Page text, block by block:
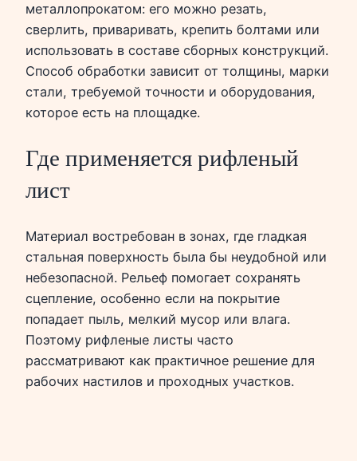
металлопрокатом: его можно резать,
сверлить, приваривать, крепить болтами или
использовать в составе сборных конструкций.
Способ обработки зависит от толщины, марки
стали, требуемой точности и оборудования,
которое есть на площадке.
Где применяется рифленый
лист
Материал востребован в зонах, где гладкая
стальная поверхность была бы неудобной или
небезопасной. Рельеф помогает сохранять
сцепление, особенно если на покрытие
попадает пыль, мелкий мусор или влага.
Поэтому рифленые листы часто
рассматривают как практичное решение для
рабочих настилов и проходных участков.